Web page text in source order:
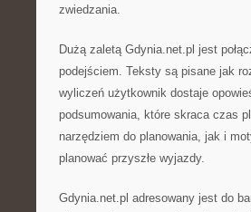
zwiedzania.
Dużą zaletą Gdynia.net.pl jest
podejściem. Teksty są pisane jak
wyliczeń użytkownik dostaje
podsumowania, które skraca czas
narzędziem do planowania, jak i
planować przyszłe wyjazdy.
Gdynia.net.pl adresowany jest do